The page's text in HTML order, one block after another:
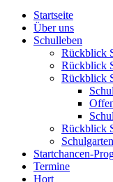
Startseite
Über uns
Schulleben
Rückblick
Rückblick
Rückblick
Rückblick
Schulgarten
Startchancen-
Termine
Hort